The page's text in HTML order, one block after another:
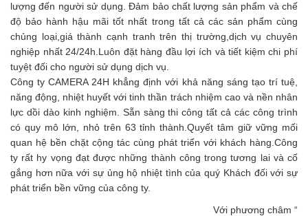
lượng đến người sử dụng. Đảm bảo chất lượng sản phẩm và chế
độ bảo hành hậu mãi tốt nhất trong tất cả các sản phẩm cùng
chủng loại,giá thành cạnh tranh trên thị trường,dịch vụ chuyên
nghiệp nhất 24/24h.Luôn đặt hàng đầu lợi ích và tiết kiệm chi phí
tuyệt đối cho người sử dụng dịch vụ.
Công ty CAMERA 24H khẳng định với khả năng sáng tạo trí tuệ,
năng động, nhiệt huyết với tinh thần trách nhiệm cao và nền nhân
lực dồi dào kinh nghiệm. Sẵn sàng thi công tất cả các công trình
có quy mô lớn, nhỏ trên 63 tỉnh thành.Quyết tâm giữ vững mối
quan hệ bền chặt cộng tác cùng phát triển với khách hàng.Công
ty rất hy vọng đạt được những thành công trong tương lai và cố
gắng hơn nữa với sự ủng hộ nhiệt tình của quý Khách đối với sự
phát triển bền vững của công ty.
Với phương châm “